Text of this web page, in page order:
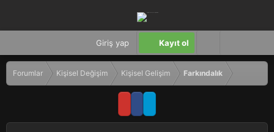
Giriş yap Kayıt ol
Forumlar Kişisel Değişim Kişisel Gelişim Farkındalık